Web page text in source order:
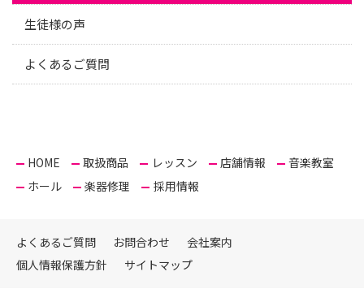
生徒様の声
よくあるご質問
HOME 取扱商品 レッスン 店舗情報
音楽教室
ホール
楽器修理 採用情報
よくあるご質問 お問合わせ
会社案内
個人情報保護方針
サイトマップ